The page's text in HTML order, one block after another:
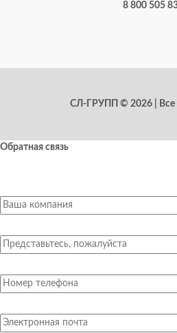
8 800 505
СЛ-ГРУПП © 2026 | Все
Обратная связь